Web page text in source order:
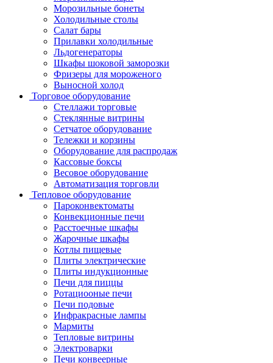
Морозильные бонеты
Холодильные столы
Салат бары
Прилавки холодильные
Льдогенераторы
Шкафы шоковой заморозки
Фризеры для мороженого
Выносной холод
Торговое оборудование
Стеллажи торговые
Стеклянные витрины
Сетчатое оборудование
Тележки и корзины
Оборудование для распродаж
Кассовые боксы
Весовое оборудование
Автоматизация торговли
Тепловое оборудование
Пароконвектоматы
Конвекционные печи
Расстоечные шкафы
Жарочные шкафы
Котлы пищевые
Плиты электрические
Плиты индукционные
Печи для пиццы
Ротациооные печи
Печи подовые
Инфракрасные лампы
Мармиты
Тепловые витрины
Электроварки
Печи конвеерные